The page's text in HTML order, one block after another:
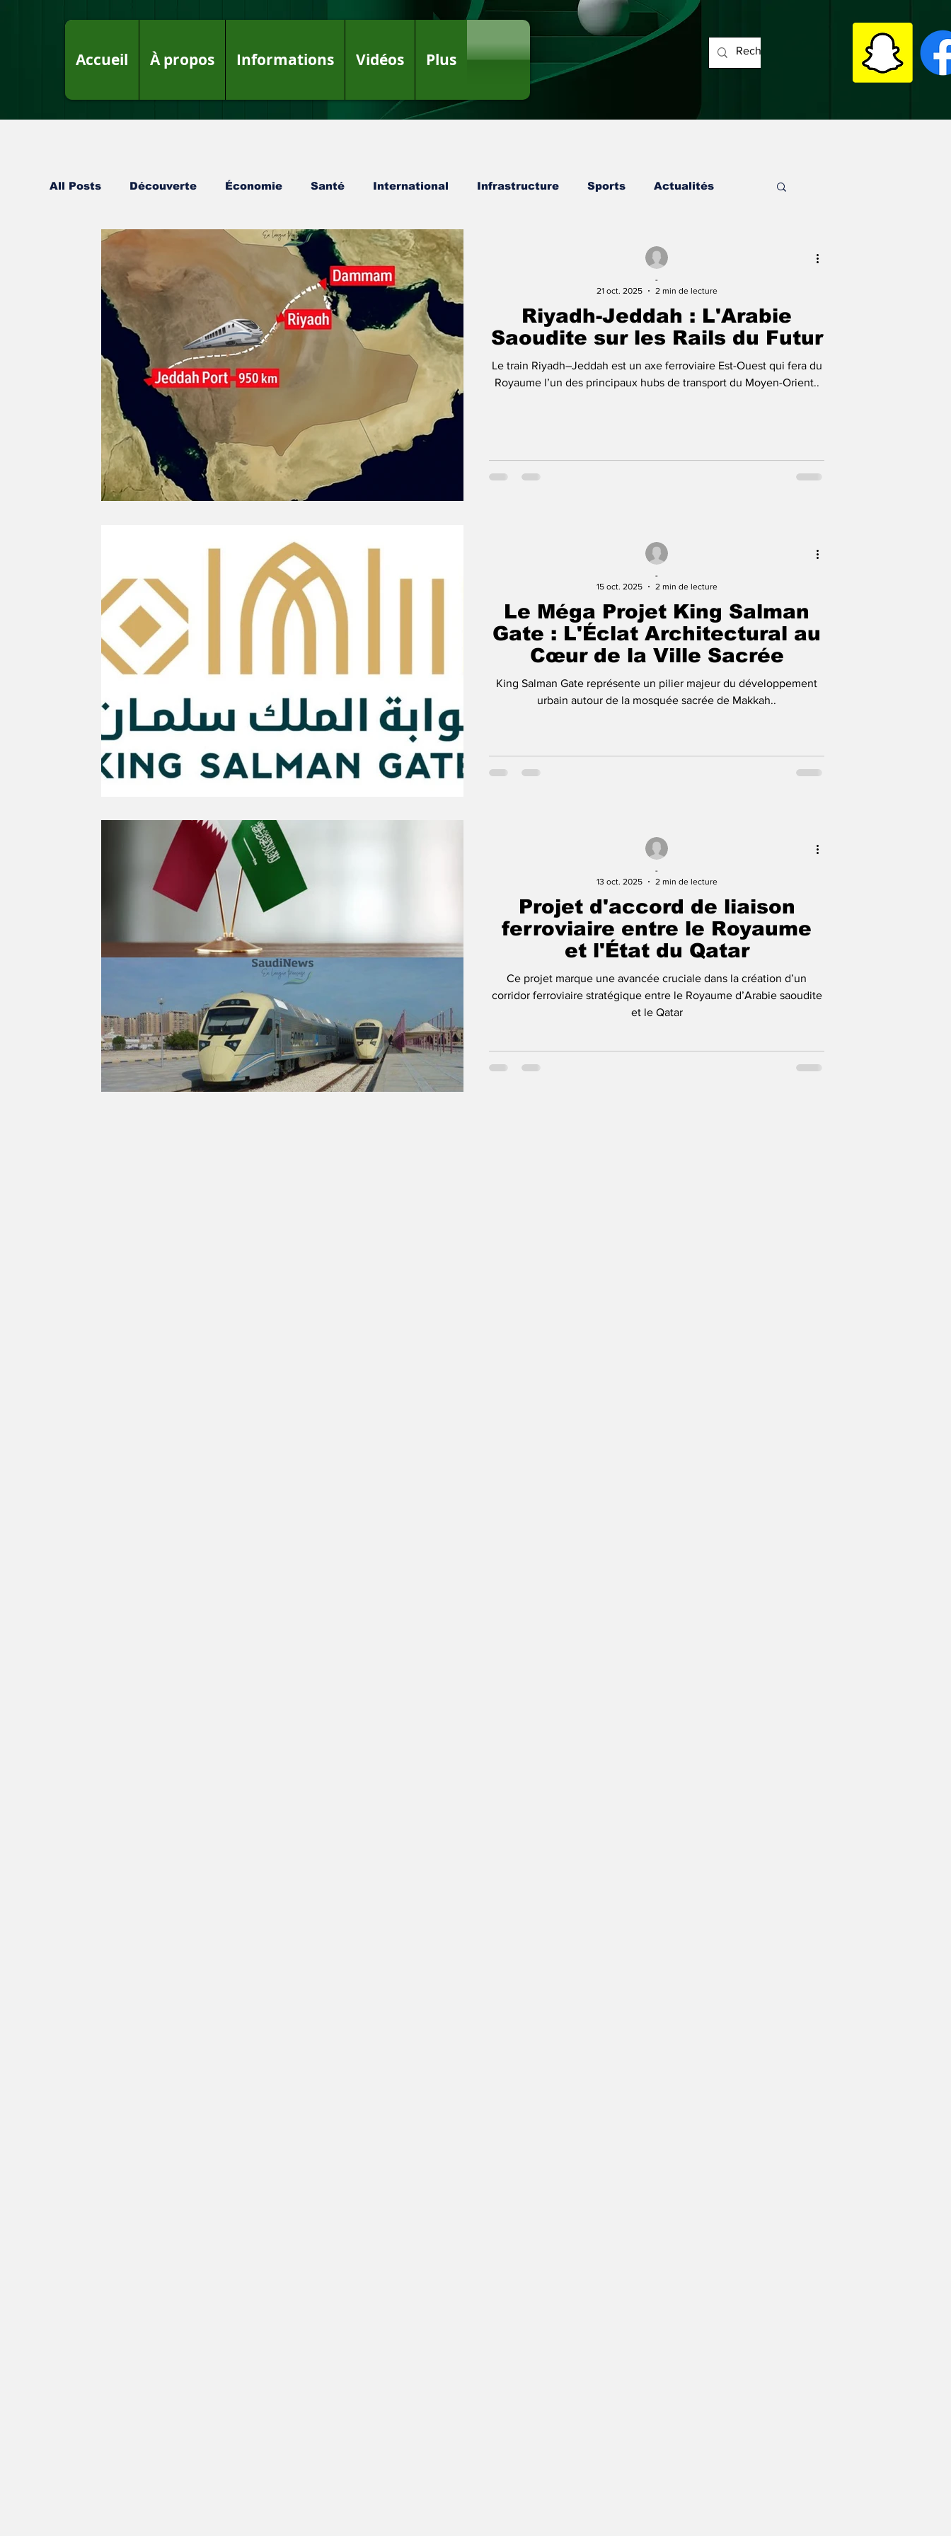
Accueil À propos Informations Vidéos Plus
All Posts Découverte Économie Santé International Infrastructure Sports Actualités
Projets Fake News sur le Royaume Politique
Riyadh-Jeddah : L'Arabie
Saoudite sur les Rails du Futur
Le train Riyadh–Jeddah est un axe ferroviaire Est-Ouest qui fera du
Royaume l’un des principaux hubs de transport du Moyen-Orient..
-
21 oct. 2025
2 min de lecture
Le Méga Projet King Salman
Gate : L'Éclat Architectural au
Cœur de la Ville Sacrée
King Salman Gate représente un pilier majeur du développement
urbain autour de la mosquée sacrée de Makkah..
-
15 oct. 2025
2 min de lecture
Projet d'accord de liaison
ferroviaire entre le Royaume
et l'État du Qatar
Ce projet marque une avancée cruciale dans la création d’un
corridor ferroviaire stratégique entre le Royaume d’Arabie saoudite
et le Qatar
-
13 oct. 2025
2 min de lecture